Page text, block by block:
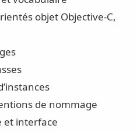
objet Objective-C,
de nommage
et interface